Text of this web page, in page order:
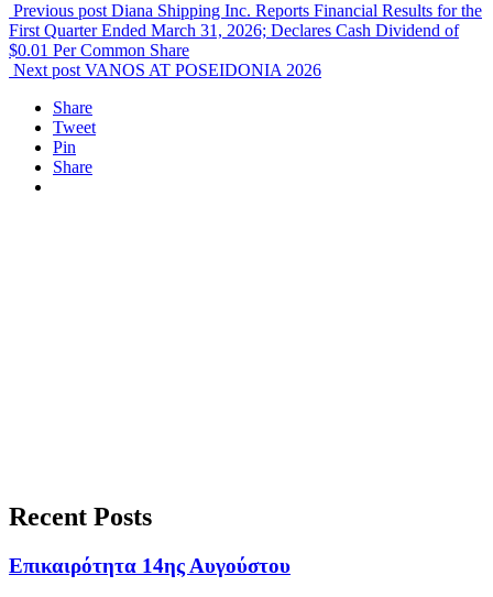
Previous post Diana Shipping Inc. Reports Financial Results for the
First Quarter Ended March 31, 2026; Declares Cash Dividend of
$0.01 Per Common Share
Next post VANOS AT POSEIDONIA 2026
Share
Tweet
Pin
Share
Recent Posts
Επικαιρότητα 14ης Αυγούστου